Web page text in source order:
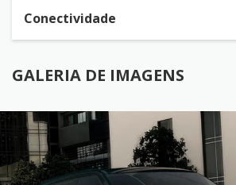
Conectividade
GALERIA DE IMAGENS